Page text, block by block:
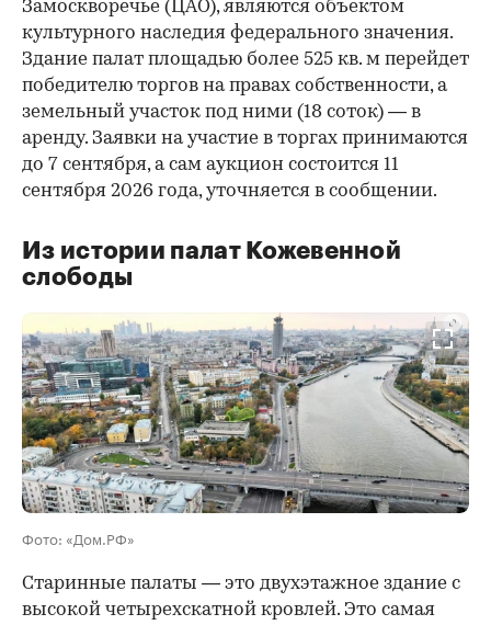
Замоскворечье (ЦАО), являются объектом
культурного наследия федерального значения.
Здание палат площадью более 525 кв. м перейдет
победителю торгов на правах собственности, а
земельный участок под ними (18 соток) — в
аренду. Заявки на участие в торгах принимаются
до 7 сентября, а сам аукцион состоится 11
сентября 2026 года, уточняется в сообщении.
00:00 / 00:00
Из истории палат Кожевенной
слободы
Фото: «Дом.РФ»
Старинные палаты — это двухэтажное здание с
высокой четырехскатной кровлей. Это самая